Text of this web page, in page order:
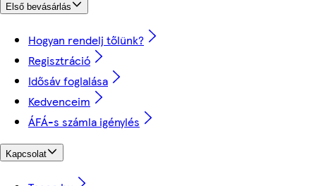
Első bevásárlás
Hogyan rendelj tőlünk?
Regisztráció
Idősáv foglalása
Kedvenceim
ÁFÁ-s számla igénylés
Kapcsolat